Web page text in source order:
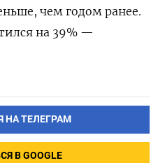
чем годом ранее.
на 39% —
НА ТЕЛЕГРАМ
В GOOGLE